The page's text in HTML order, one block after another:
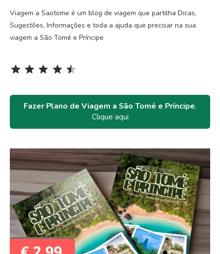
Viagem a Saotome é um blog de viagem que partilha Dicas,
Sugestões, Informações e toda a ajuda que precisar na sua
viagem a São Tomé e Príncipe
⭐⭐⭐ ⭐⭐
Fazer Plano de Viagem a São Tomé e Príncipe,
Clique aqui